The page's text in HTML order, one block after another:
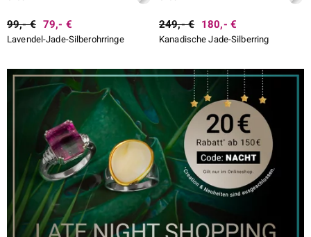
99,- € 79,- €
Lavendel-Jade-Silberohrringe
249,- € 180,- €
Kanadische Jade-Silberring